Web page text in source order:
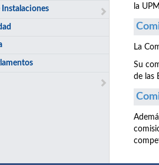
Instalaciones
la
La
Su
de las